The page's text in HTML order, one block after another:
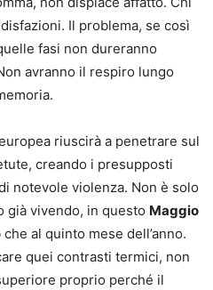
Il problema, se così
fasi non dureranno
avranno il respiro lungo
riuscirà a penetrare sul
creando i presupposti
notevole violenza. Non è solo
già vivendo, in questo Maggio
che al quinto mese dell’anno.
quei contrasti termici, non
proprio perché il